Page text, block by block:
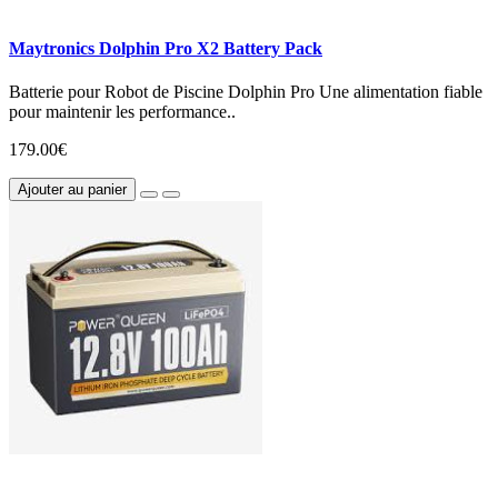
Maytronics Dolphin Pro X2 Battery Pack
Batterie pour Robot de Piscine Dolphin Pro Une alimentation fiable
pour maintenir les performance..
179.00€
Ajouter au panier